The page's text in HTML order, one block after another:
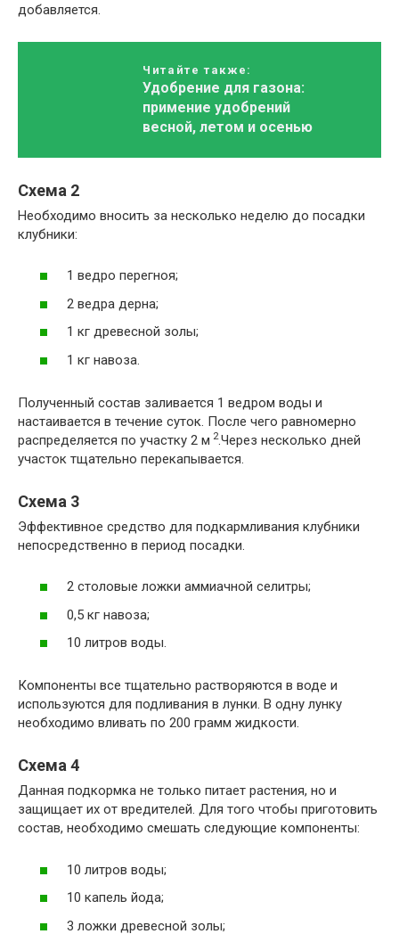
добавляется.
Читайте также:
Удобрение для газона:
примение удобрений
весной, летом и осенью
Схема 2
Необходимо вносить за несколько неделю до посадки
клубники:
1 ведро перегноя;
2 ведра дерна;
1 кг древесной золы;
1 кг навоза.
Полученный состав заливается 1 ведром воды и
настаивается в течение суток. После чего равномерно
распределяется по участку 2 м 2.Через несколько дней
участок тщательно перекапывается.
Схема 3
Эффективное средство для подкармливания клубники
непосредственно в период посадки.
2 столовые ложки аммиачной селитры;
0,5 кг навоза;
10 литров воды.
Компоненты все тщательно растворяются в воде и
используются для подливания в лунки. В одну лунку
необходимо вливать по 200 грамм жидкости.
Схема 4
Данная подкормка не только питает растения, но и
защищает их от вредителей. Для того чтобы приготовить
состав, необходимо смешать следующие компоненты:
10 литров воды;
10 капель йода;
3 ложки древесной золы;